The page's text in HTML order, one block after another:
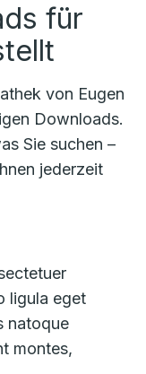
für
von Eugen
Downloads.
Sie suchen –
jederzeit
ligula eget
natoque
montes,